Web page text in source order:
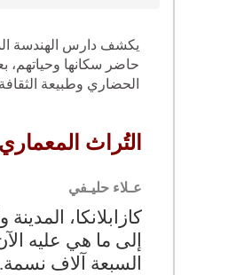
يكشف دارس الهندسة
حاضر سكانها وحياتهم،
الحضاري وطبيعة
التُراث المعماري
عـلاء حليـفي
كازابلانكا،
إلى ما هي عليه
السبعة آلاف